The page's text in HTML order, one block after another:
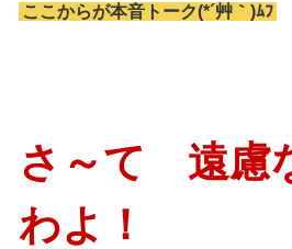
ここからが本音トーク(*´艸｀)ﾑﾌ
さ～て 遠慮
わよ！